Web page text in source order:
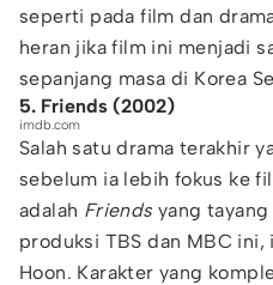
seperti pada film dan
heran jika film ini menjadi
sepanjang masa di Korea
5. Friends (2002)
imdb.com
Salah satu drama terakhir
sebelum ia lebih fokus ke
adalah Friendsyang tayang
produksi TBS dan MBC
Hoon. Karakter yang